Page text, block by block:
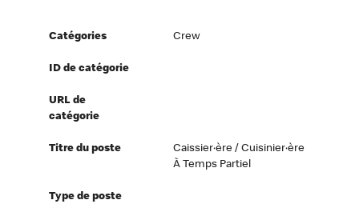
Catégories Crew
ID de catégorie
URL de
catégorie
Titre du poste
Caissier·ère / Cuisinier·ère
À Temps Partiel
Type de poste